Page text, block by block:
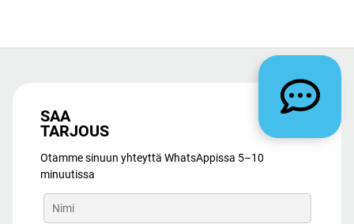
SAA
TARJOUS
Otamme sinuun yhteyttä WhatsAppissa 5–10
minuutissa